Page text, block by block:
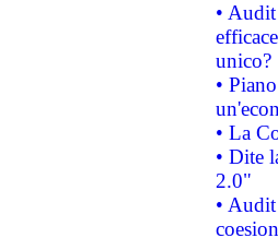
•
unico?
•
• La
• Dite
2.0"
•